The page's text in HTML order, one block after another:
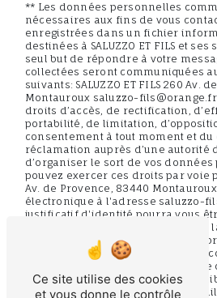
** Les données personnelles
nécessaires aux fins de vous
enregistrées dans un fichier
destinées à SALUZZO ET FILS et
seul but de répondre à votre
collectées seront communiquées
suivants: SALUZZO ET FILS 260 Av.
Montauroux saluzzo-
droits d’accès, de rectification,
portabilité, de limitation,
consentement à tout moment et
réclamation auprès d’une autorité
d’organiser le sort de vos données
pouvez exercer ces droits par voie
Av. de Provence, 83440
électronique à l'adresse saluzzo-
justificatif d'identité pourra vous
conservons vos données pendant
contact puis pendant la durée de
fins probatoires et de gestion des
le droit de vous inscrire sur la liste
démarchage téléphonique,
Bloctel.gouv.fr. Consultez le site
Ce site utilise des cookies
et vous donne le contrôle